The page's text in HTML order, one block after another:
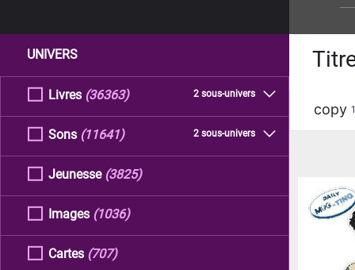
UNIVERS
Livres 2 sous-univers
(36363)
Sons 2 sous-univers
(11641)
Jeunesse (3825)
Images (1036)
Cartes (707)
copy